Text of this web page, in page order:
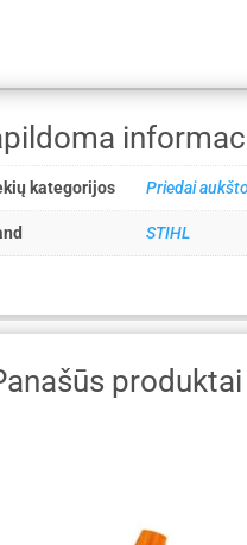
kategorijos Priedai
STIHL
produktai